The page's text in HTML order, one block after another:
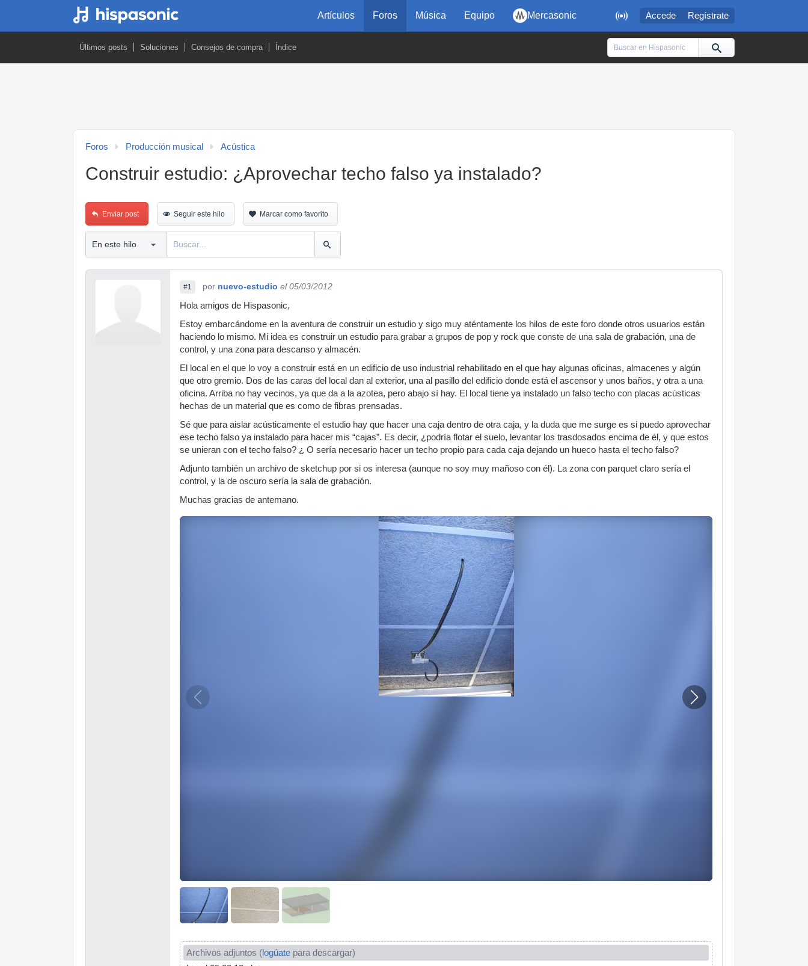
 Accede Regístrate
Artículos Foros Música Equipo Mercasonic
Últimos posts Soluciones Consejos de compra Índice
Foros Producción musical Acústica
Construir estudio: ¿Aprovechar techo falso ya instalado?
Enviar post Seguir este hilo Marcar como favorito
#1 por nuevo-estudio el 05/03/2012
Hola amigos de Hispasonic,
Estoy embarcándome en la aventura de construir un estudio y sigo muy aténtamente los hilos de este foro donde otros usuarios están
haciendo lo mismo. Mi idea es construir un estudio para grabar a grupos de pop y rock que conste de una sala de grabación, una de
control, y una zona para descanso y almacén.
El local en el que lo voy a construir está en un edificio de uso industrial rehabilitado en el que hay algunas oficinas, almacenes y algún
que otro gremio. Dos de las caras del local dan al exterior, una al pasillo del edificio donde está el ascensor y unos baños, y otra a una
oficina. Arriba no hay vecinos, ya que da a la azotea, pero abajo sí hay. El local tiene ya instalado un falso techo con placas acústicas
hechas de un material que es como de fibras prensadas.
Sé que para aislar acústicamente el estudio hay que hacer una caja dentro de otra caja, y la duda que me surge es si puedo aprovechar
ese techo falso ya instalado para hacer mis “cajas”. Es decir, ¿podría flotar el suelo, levantar los trasdosados encima de él, y que estos
se unieran con el techo falso? ¿ O sería necesario hacer un techo propio para cada caja dejando un hueco hasta el techo falso?
Adjunto también un archivo de sketchup por si os interesa (aunque no soy muy mañoso con él). La zona con parquet claro sería el
control, y la de oscuro sería la sala de grabación.
Muchas gracias de antemano.
Archivos adjuntos (logúate para descargar)